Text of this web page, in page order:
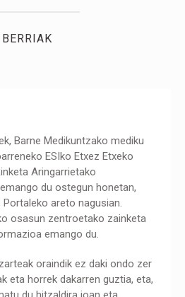
BERRIAK
Barne Medikuntzako mediku
ESIko Etxez Etxeko
Aringarrietako
du ostegun honetan,
Portaleko areto nagusian.
osasun zentroetako zainketa
emango du.
oraindik ez daki ondo zer
eta horrek dakarren guztia, eta,